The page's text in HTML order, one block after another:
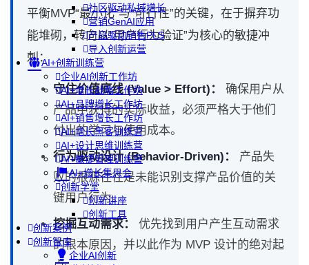
社区驱动私域增长
营销GenAI应用
产品驱动销售PLS
导入创新运营
AI+创新训练营
企业AI创新工作坊
AI+增长战略工作坊
AI+品牌增长工作坊
AI+销售增长工作坊
AI+增长黑客训练营
AI+设计思维训练营
AI+敏捷管理训练营
AI+增长集思会
创新学堂
创新讲座
创新工具
创新案例
创新智库
企业AI创新
平衡MVP“最小化”与“可行性”的关键，在于摒弃功
能堆砌，转向以“用户行为验证”为核心的敏捷冲
刺：
守住价值底线 (Value > Effort)：
确保用户从
产品中获得的实际收益，必须严格大于他们
付出的学习与使用成本。
行为驱动设计 (Behavior-Driven)：
产品失
败的根源往往是未能识别支撑产品价值的关
键用户行为。
挖掘互动需求：
优先找到用户产生互动需求
的根本原因，并以此作为 MVP 设计的绝对起